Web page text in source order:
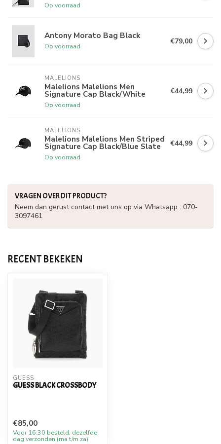
Op voorraad
Antony Morato Bag Black
Op voorraad
€79,00
MALELIONS
Malelions Malelions Men
Signature Cap Black/White
Op voorraad
€44,99
MALELIONS
Malelions Malelions Men Striped
Signature Cap Black/Blue Slate
Op voorraad
€44,99
VRAGEN OVER DIT PRODUCT?
Neem dan gerust contact met ons op via Whatsapp : 070-
3097461
RECENT BEKEKEN
GUESS
GUESS BLACK CROSSBODY
€85,00
Voor 16:30 besteld, dezelfde
dag verzonden (ma t/m za)